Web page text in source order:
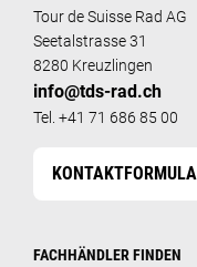
Tour de Suisse Rad AG
Seetalstrasse 31
8280 Kreuzlingen
info@tds-rad.ch
Tel. +41 71 686 85 00
FACHHÄNDLER FINDEN